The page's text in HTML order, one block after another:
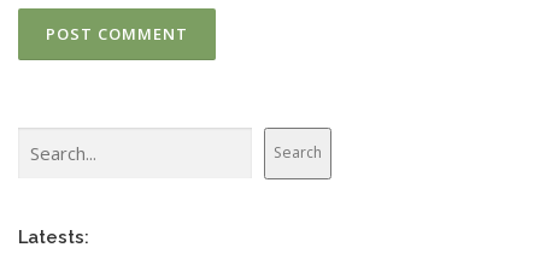
Search
Latests: